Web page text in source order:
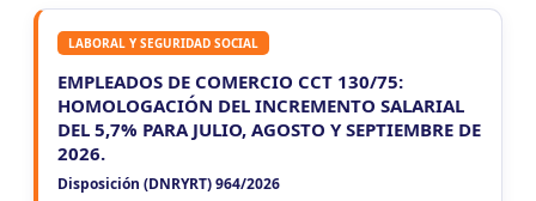
LABORAL Y SEGURIDAD SOCIAL
EMPLEADOS DE COMERCIO CCT 130/75:
HOMOLOGACIÓN DEL INCREMENTO SALARIAL
DEL 5,7% PARA JULIO, AGOSTO Y SEPTIEMBRE DE
2026.
Disposición (DNRYRT) 964/2026